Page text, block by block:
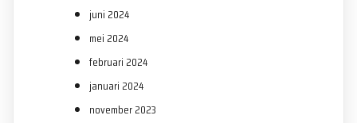
juni 2024
mei 2024
februari 2024
januari 2024
november 2023